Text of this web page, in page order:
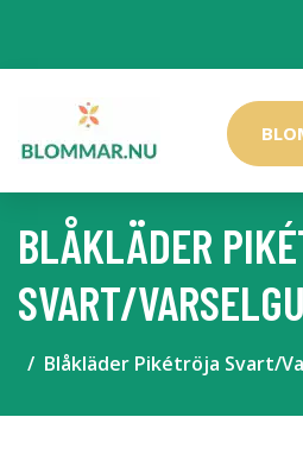
BLÅKLÄDER
SVART/
Blåkläder Pikétröja Svart/